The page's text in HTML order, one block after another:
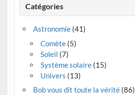
Catégories
Astronomie(41)
Comète(5)
Soleil (7)
Système solaire(15)
Univers (13)
Bob vous dit toute la vérité(86)